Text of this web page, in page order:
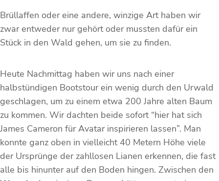
Brüllaffen oder eine andere, winzige Art haben wir
zwar entweder nur gehört oder mussten dafür ein
Stück in den Wald gehen, um sie zu finden.
Heute Nachmittag haben wir uns nach einer
halbstündigen Bootstour ein wenig durch den Urwald
geschlagen, um zu einem etwa 200 Jahre alten Baum
zu kommen. Wir dachten beide sofort “hier hat sich
James Cameron für Avatar inspirieren lassen”. Man
konnte ganz oben in vielleicht 40 Metern Höhe viele
der Ursprünge der zahllosen Lianen erkennen, die fast
alle bis hinunter auf den Boden hingen. Zwischen den